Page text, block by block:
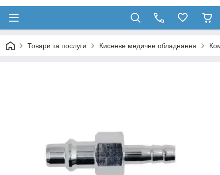
Товари та послуги Кисневе медичне обладнання